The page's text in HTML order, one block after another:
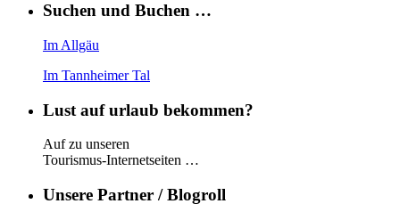
Suchen und Buchen …
Im Allgäu
Im Tannheimer Tal
Lust auf urlaub bekommen?
Auf zu unseren
Tourismus-Internetseiten …
Unsere Partner / Blogroll